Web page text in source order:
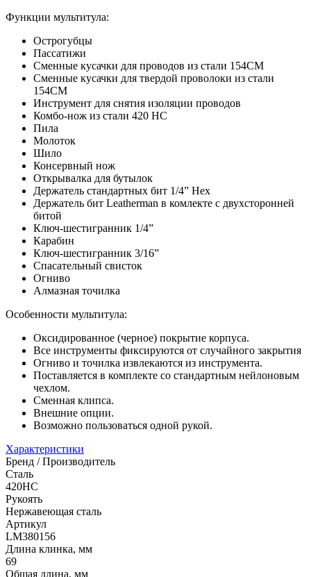
Функции мультитула:
Острогубцы
Пассатижи
Сменные кусачки для проводов из стали 154СМ
Сменные кусачки для твердой проволоки из стали
154СМ
Инструмент для снятия изоляции проводов
Комбо-нож из стали 420 НС
Пила
Молоток
Шило
Консервный нож
Открывалка для бутылок
Держатель стандартных бит 1/4” Hex
Держатель бит Leatherman в комлекте с двухсторонней
битой
Ключ-шестигранник 1/4”
Карабин
Ключ-шестигранник 3/16”
Спасательный свисток
Огниво
Алмазная точилка
Особенности мультитула:
Оксидированное (черное) покрытие корпуса.
Все инструменты фиксируются от случайного закрытия
Огниво и точилка извлекаются из инструмента.
Поставляется в комплекте со стандартным нейлоновым
чехлом.
Сменная клипса.
Внешние опции.
Возможно пользоваться одной рукой.
Характеристики
Бренд / Производитель
Сталь
420HC
Рукоять
Нержавеющая сталь
Артикул
LM380156
Длина клинка, мм
69
Общая длина, мм